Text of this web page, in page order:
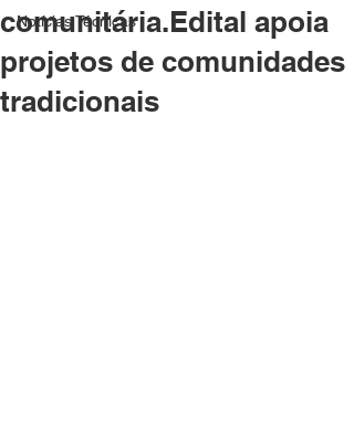
Notícias Técnicas
comunitária.Edital apoia
projetos de comunidades
tradicionais